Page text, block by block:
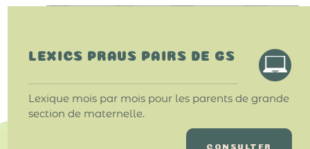
LEXICS PRAUS PAIRS DE GS
Lexique mois par mois pour les parents de grande
section de maternelle.
CONSULTER